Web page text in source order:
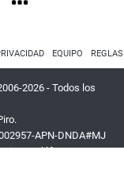
EQUIPO
2026 - Todos los
APN-DNDA#MJ
| Teléfono:+54 9 11